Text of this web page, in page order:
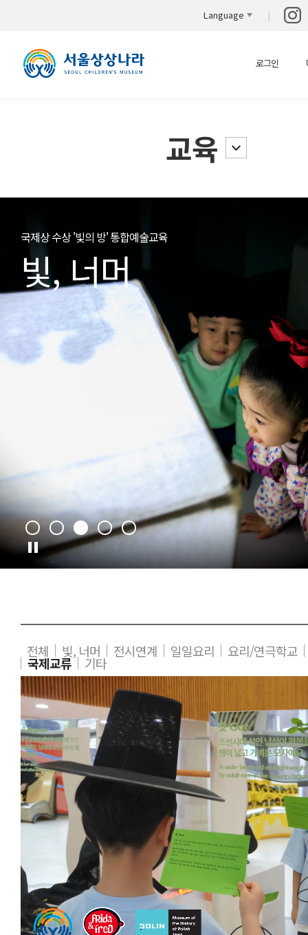
Language
로그인
교육
일일요리 ㅣ 태극기 리조또
태극기 리조또
전시연계 ㅣ 가방에 쏘옥!
가방에 쏘옥!
전시연계 ㅣ 물의 힘! 챌린지
물의 힘! 챌린지
국제상 수상 '빛의 방' 통합예술교육
빛, 너머
전체 빛, 너머 전시연계 일일요리 요리/연극학교
국제교류 기타